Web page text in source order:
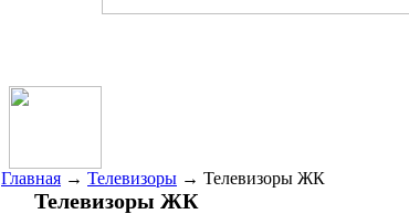
Главная → Телевизоры → Телевизоры ЖК
Телевизоры ЖК